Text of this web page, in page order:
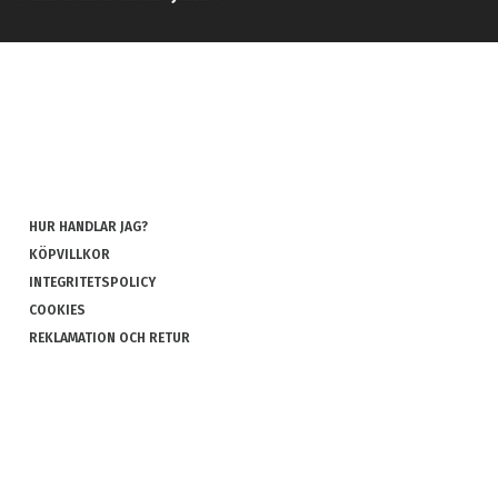
HUR HANDLAR JAG?
KÖPVILLKOR
INTEGRITETSPOLICY
COOKIES
REKLAMATION OCH RETUR